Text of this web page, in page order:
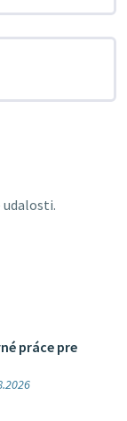
udalosti.
práce pre